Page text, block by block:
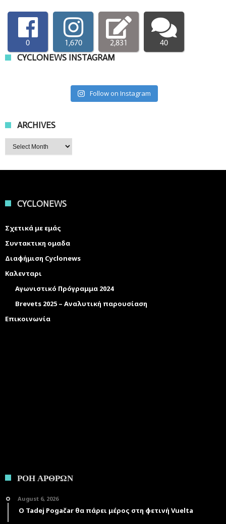
0 1,670 2,831 40
CYCLONEWS INSTAGRAM
Follow on Instagram
ARCHIVES
Archives
CYCLONEWS
Σχετικά με εμάς
Συντακτικη ομαδα
Διαφήμιση Cyclonews
Καλενταρι
Αγωνιστικό Πρόγραμμα 2024
Brevets 2025 – Αναλυτική παρουσίαση
Επικοινωνία
ΡΟΗ ΑΡΘΡΩΝ
August 6, 2026
Ο Tadej Pogačar θα πάρει μέρος στη φετινή Vuelta